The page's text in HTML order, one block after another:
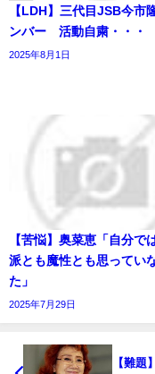
【LDH】三代目JSB今市
ンバー 活動自粛・・・
2025年8月1日
【苦悩】奥菜恵「自分で
派とも魔性とも思ってい
た」
2025年7月29日
【難題